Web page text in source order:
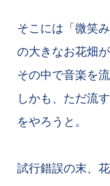
そこには「微笑
の大きなお花畑が
その中で音楽を
しかも、ただ流
をやろうと。
試行錯誤の末、